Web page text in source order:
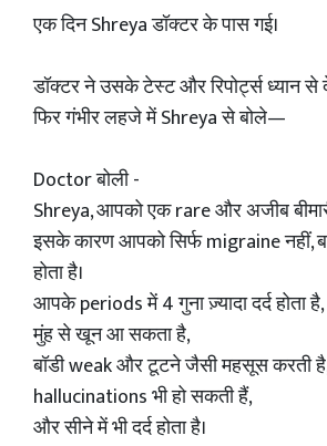
एक दिन Shreya डॉक्टर के पास गई।
डॉक्टर ने उसके टेस्ट और रिपोर्ट्स ध्यान से
फिर गंभीर लहजे में Shreya से बोले—
Doctor बोली -
Shreya, आपको एक rare और अजीब
इसके कारण आपको सिर्फ migraine नहीं,
होता है।
आपके periods में 4 गुना ज़्यादा दर्द होता है,
मुंह से खून आ सकता है,
बॉडी weak और टूटने जैसी महसूस करती
hallucinations भी हो सकती हैं,
और सीने में भी दर्द होता है।